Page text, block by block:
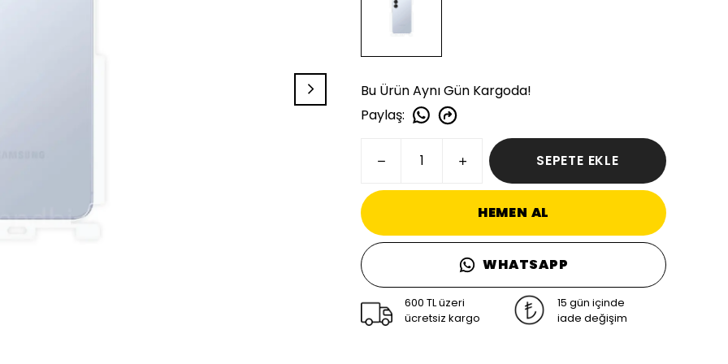
Bu Ürün Aynı Gün Kargoda!
Paylaş:
SEPETE EKLE
HEMEN AL
WHATSAPP
600 TL üzeri
ücretsiz kargo
15 gün içinde
iade değişim